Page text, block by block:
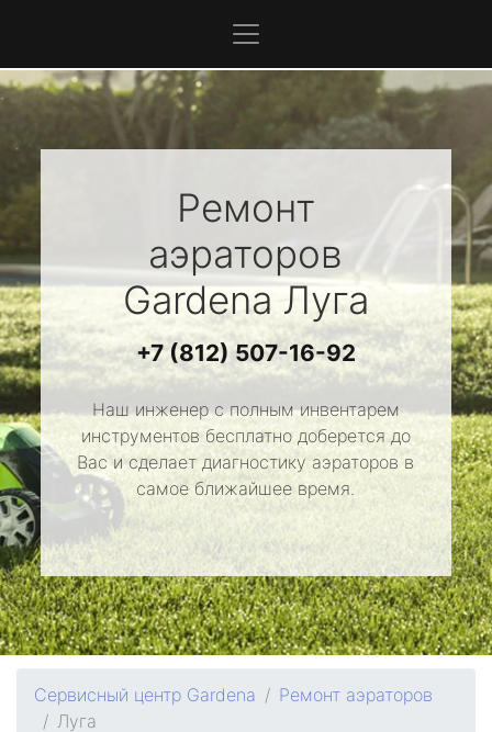
Ремонт
аэраторов
GardenaЛуга
+7 (812) 507-16-92
Наш инженер с полным инвентарем
инструментов бесплатно доберется до
Вас и сделает диагностику аэраторов в
самое ближайшее время.
Сервисный центр Gardena
Ремонт аэраторов
Луга